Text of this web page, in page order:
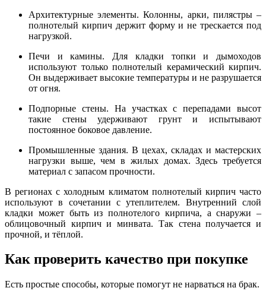
Архитектурные элементы. Колонны, арки, пилястры –
полнотелый кирпич держит форму и не трескается под
нагрузкой.
Печи и камины. Для кладки топки и дымоходов
используют только полнотелый керамический кирпич.
Он выдерживает высокие температуры и не разрушается
от огня.
Подпорные стены. На участках с перепадами высот
такие стены удерживают грунт и испытывают
постоянное боковое давление.
Промышленные здания. В цехах, складах и мастерских
нагрузки выше, чем в жилых домах. Здесь требуется
материал с запасом прочности.
В регионах с холодным климатом полнотелый кирпич часто
используют в сочетании с утеплителем. Внутренний слой
кладки может быть из полнотелого кирпича, а снаружи –
облицовочный кирпич и минвата. Так стена получается и
прочной, и тёплой.
Как проверить качество при покупке
Есть простые способы, которые помогут не нарваться на брак.